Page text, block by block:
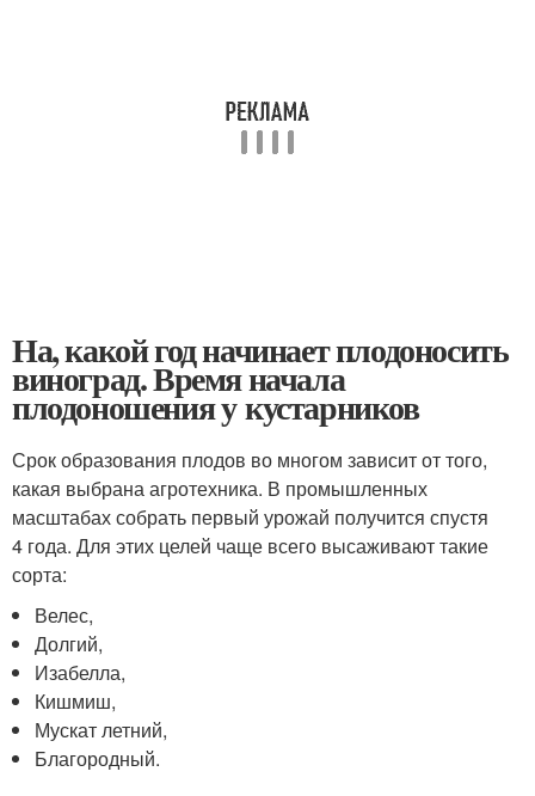
На, какой год начинает плодоносить
виноград. Время начала
плодоношения у кустарников
Срок образования плодов во многом зависит от того,
какая выбрана агротехника. В промышленных
масштабах собрать первый урожай получится спустя
4 года. Для этих целей чаще всего высаживают такие
сорта:
Велес,
Долгий,
Изабелла,
Кишмиш,
Мускат летний,
Благородный.